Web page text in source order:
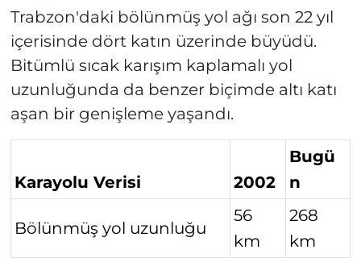
Trabzon'daki bölünmüş yol ağı son 22 yıl
içerisinde dört katın üzerinde büyüdü.
Bitümlü sıcak karışım kaplamalı yol
uzunluğunda da benzer biçimde altı katı
aşan bir genişleme yaşandı.
Karayolu Verisi 2002
Bugü
n
Bölünmüş yol uzunluğu
56
km
268
km